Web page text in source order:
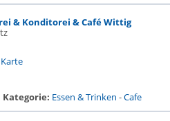
& Konditorei & Café Wittig
Karte
Kategorie: Essen & Trinken -Cafe